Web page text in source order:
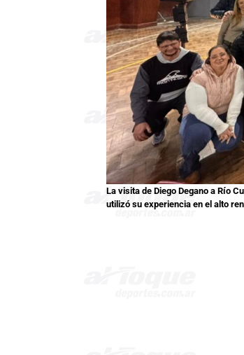
La visita de Diego Degano a Río
utilizó su experiencia en el alto